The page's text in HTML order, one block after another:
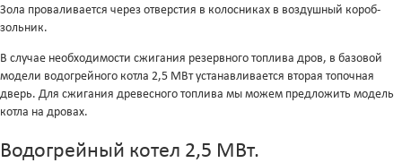
Зола проваливается через отверстия в колосниках в воздушный короб-
зольник.
В случае необходимости сжигания резервного топлива дров, в базовой
модели водогрейного котла 2,5 МВт устанавливается вторая топочная
дверь. Для сжигания древесного топлива мы можем предложить модель
котла на дровах.
Водогрейный котел 2,5 МВт.